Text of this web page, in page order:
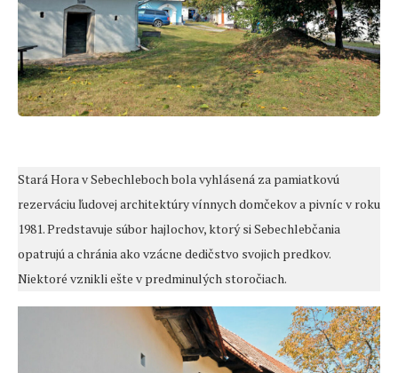
Stará Hora v Sebechleboch bola vyhlásená za pamiatkovú
rezerváciu ľudovej architektúry vínnych domčekov a pivníc v roku
1981. Predstavuje súbor hajlochov, ktorý si Sebechlebčania
opatrujú a chránia ako vzácne dedičstvo svojich predkov.
Niektoré vznikli ešte v predminulých storočiach.